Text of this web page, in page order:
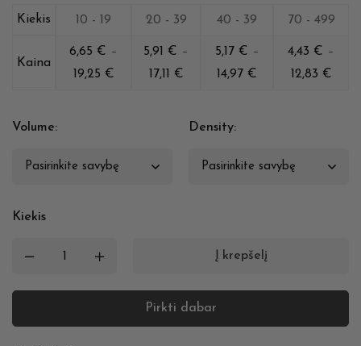
Kiekis 10 - 19 20 - 39 40 - 39 70 - 499
Kaina
6,65 € –
19,25 €
5,91 € –
17,11 €
5,17 € –
14,97 €
4,43 € –
12,83 €
Volume: Density:
Kiekis
Į krepšelį
Pirkti dabar